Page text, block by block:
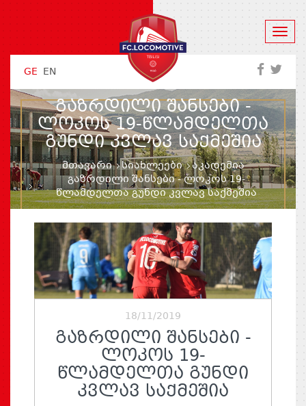
GE EN
ᲒᲐᲖᲠᲓᲘᲚᲘ ᲨᲐᲜᲡᲔᲑᲘ -
ᲚᲝᲙᲝᲡ 19-ᲬᲚᲐᲛᲓᲔᲚᲗᲐ
ᲒᲣᲜᲓᲘ ᲙᲕᲚᲐᲕ ᲡᲐᲥᲛᲔᲨᲘᲐ
მთავარი სიახლეები
აკადემია
გაზრდილი შანსები - ლოკოს 19-
წლამდელთა გუნდი კვლავ საქმეშია
18/11/2019
ᲒᲐᲖᲠᲓᲘᲚᲘ ᲨᲐᲜᲡᲔᲑᲘ -
ᲚᲝᲙᲝᲡ 19-
ᲬᲚᲐᲛᲓᲔᲚᲗᲐ ᲒᲣᲜᲓᲘ
ᲙᲕᲚᲐᲕ ᲡᲐᲥᲛᲔᲨᲘᲐ